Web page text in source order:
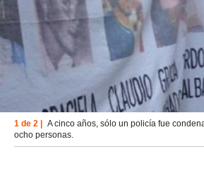
1 de 2 |
A cinco años, sólo un policía fue
ocho personas.